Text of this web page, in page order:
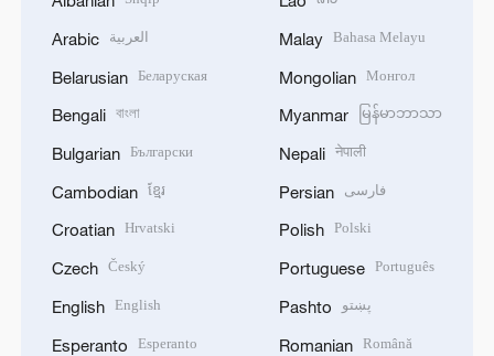
Arabic العربية
Belarusian Беларуская
Bengali বাংলা
Bulgarian Български
Cambodian ខ្មែរ
Croatian Hrvatski
Czech Český
English English
Esperanto Esperanto
Malay Bahasa Melayu
Mongolian Монгол
Myanmar မြန်မာဘာသာ
Nepali नेपाली
Persian فارسی
Polish Polski
Portuguese Português
Pashto پښتو
Romanian Română